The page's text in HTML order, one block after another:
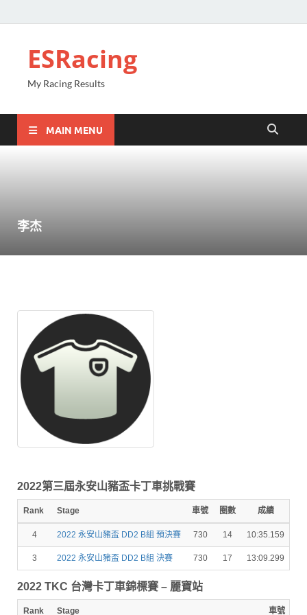
ESRacing
My Racing Results
MAIN MENU
李杰
2022第三屆永安山豬盃卡丁車挑戰賽
Rank Stage 車號 圈數 成績
4 2022 永安山豬盃 DD2 B組 預決賽 730 14 10:35.159
3 2022 永安山豬盃 DD2 B組 決賽 730 17 13:09.299
2022 TKC 台灣卡丁車錦標賽 – 麗寶站
Rank Stage 車號